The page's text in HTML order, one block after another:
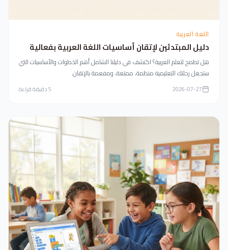
اللغة العربية
دليل المبتدئين لإتقان أساسيات اللغة العربية بفعالية
هل تطمح لتعلم العربية؟ اكتشف في دليلنا الشامل أهم الخطوات والأساسيات التي
ستجعل رحلتك التعليمية منظمة، ممتعة، ومفعمة بالإتقان.
2026-07-27
5دقيقة قراءة